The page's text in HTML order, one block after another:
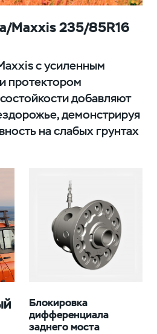
Maxxis 235/85R16
с усиленным
протектором
добавляют
демонстрируя
на слабых грунтах
Блокировка
дифференциала
заднего моста